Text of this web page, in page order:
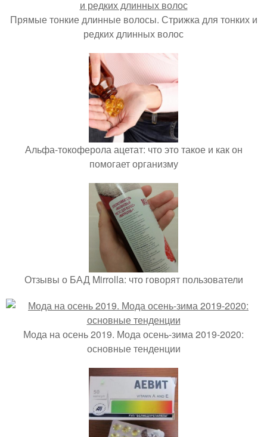
Прямые тонкие длинные волосы. Стрижка для тонких и
редких длинных волос
Альфа-токоферола ацетат: что это такое и как он
помогает организму
Отзывы о БАД Mirrolla: что говорят пользователи
Мода на осень 2019. Мода осень-зима 2019-2020:
основные тенденции